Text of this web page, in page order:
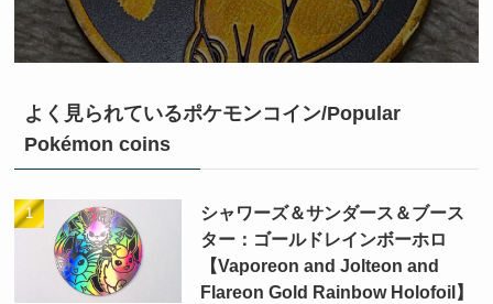
よく見られているポケモンコイン/Popular
Pokémon coins
シャワーズ＆サンダース＆ブース
ター：ゴールドレインボーホロ
【Vaporeon and Jolteon and
Flareon Gold Rainbow Holofoil】